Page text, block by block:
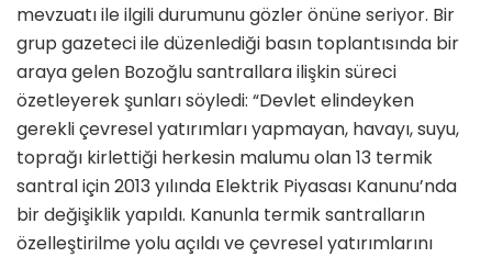
mevzuatı ile ilgili durumunu gözler önüne seriyor. Bir
grup gazeteci ile düzenlediği basın toplantısında bir
araya gelen Bozoğlu santrallara ilişkin süreci
özetleyerek şunları söyledi: “Devlet elindeyken
gerekli çevresel yatırımları yapmayan, havayı, suyu,
toprağı kirlettiği herkesin malumu olan 13 termik
santral için 2013 yılında Elektrik Piyasası Kanunu’nda
bir değişiklik yapıldı. Kanunla termik santralların
özelleştirilme yolu açıldı ve çevresel yatırımlarını